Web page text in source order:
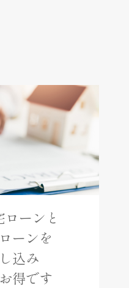
ーンと
ーンを
込み
得です